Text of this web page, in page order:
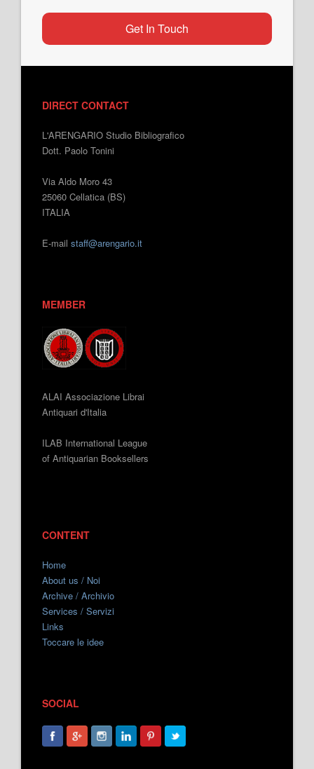
Get In Touch
DIRECT CONTACT
L'ARENGARIO Studio Bibliografico
Dott. Paolo Tonini
Via Aldo Moro 43
25060 Cellatica (BS)
ITALIA
E-mail staff@arengario.it
MEMBER
ALAI Associazione Librai
Antiquari d'Italia
ILAB International League
of Antiquarian Booksellers
CONTENT
Home
About us / Noi
Archive / Archivio
Services / Servizi
Links
Toccare le idee
SOCIAL